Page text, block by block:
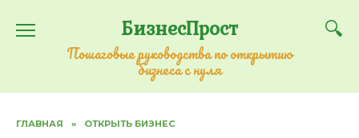
содержанию
БизнесПрост
Пошаговые руководства по открытию
бизнеса с нуля
ГЛАВНАЯ » ОТКРЫТЬ БИЗНЕС